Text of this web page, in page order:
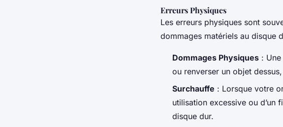
Erreurs Physiques
Les erreurs physiques sont
dommages matériels au disque
Dommages Physiques :
ou renverser un objet
Surchauffe : Lorsque votre
utilisation excessive ou d’un
disque dur.